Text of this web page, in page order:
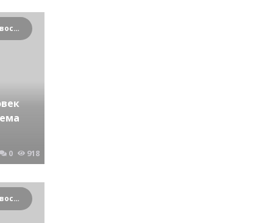
Криминальные новости Новосибирска и Сибирского региона
0 918
Криминальные новости Новосибирска и Сибирского региона